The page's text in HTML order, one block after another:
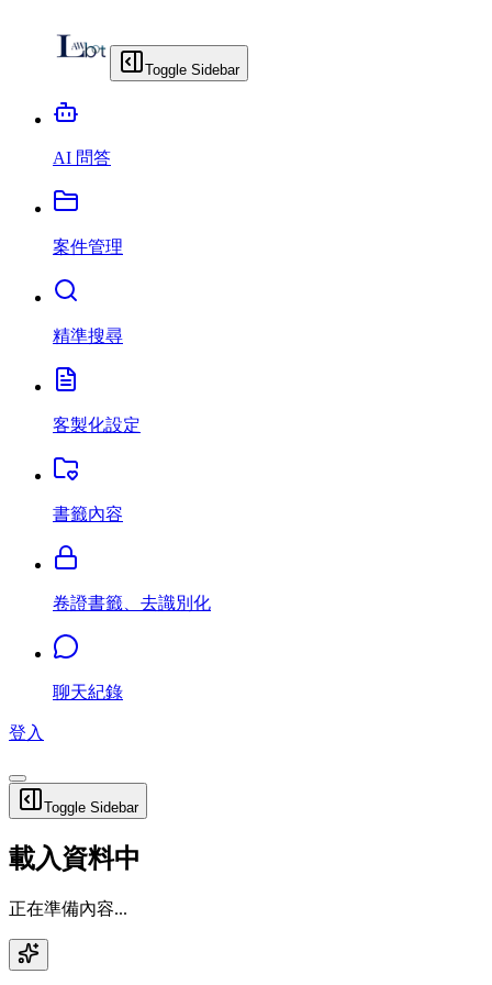
Toggle Sidebar
AI 問答
案件管理
精準搜尋
客製化設定
書籤內容
卷證書籤、去識別化
聊天紀錄
登入
Toggle Sidebar
載入資料中
正在準備內容...